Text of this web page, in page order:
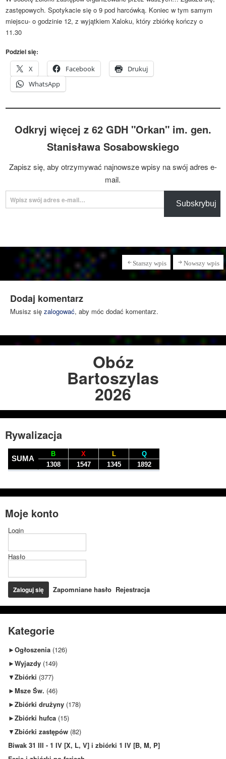
zastępowych. Spotykacie się o 9 pod harcówką. Koniec w tym samym
miejscu- o godzinie 12, z wyjątkiem Xaloku, który zbiórkę kończy o
11.30
Podziel się:
X
Facebook
Drukuj
WhatsApp
Odkryj więcej z 62 GDH "Orkan" im. gen.
Stanisława Sosabowskiego
Zapisz się, aby otrzymywać najnowsze wpisy na swój adres e-
mail.
Wpisz swój adres e-mail…
Subskrybuj
Starszy wpis Nowszy wpis
Dodaj komentarz
Musisz się zalogować, aby móc dodać komentarz.
Obóz
Bartoszylas
2026
Rywalizacja
Moje konto
Login
Hasło
Zapomniane hasło Rejestracja
Kategorie
►Ogłoszenia (126)
►Wyjazdy (149)
▼Zbiórki (377)
►Msze Św. (46)
►Zbiórki drużyny (178)
►Zbiórki hufca (15)
▼Zbiórki zastępów (82)
Biwak 31 III - 1 IV [X, L, V] i zbiórki 1 IV [B, M, P]